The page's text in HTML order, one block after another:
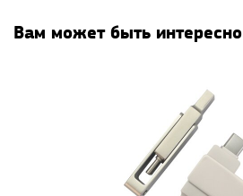
Вам может быть интересно